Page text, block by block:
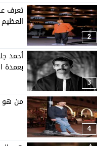
2
تعرف
3
أحمد
بعمدة
4
من هو